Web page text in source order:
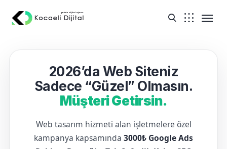
2026’da Web Siteniz
Sadece “Güzel” Olmasın.
Müşteri Getirsin.
Web tasarım hizmeti alan işletmelere özel
kampanya kapsamında 3000₺ Google Ads